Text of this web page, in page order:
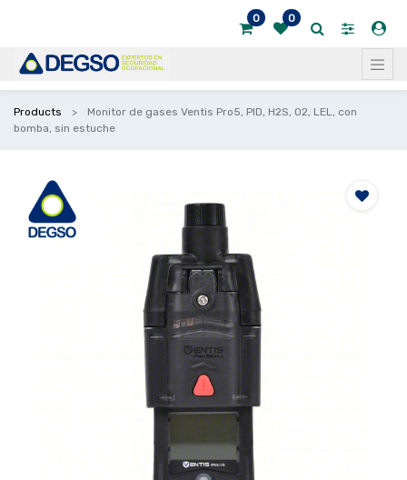
0 0
Products
Monitor de gases Ventis Pro5, PID, H2S, O2, LEL, con
bomba, sin estuche